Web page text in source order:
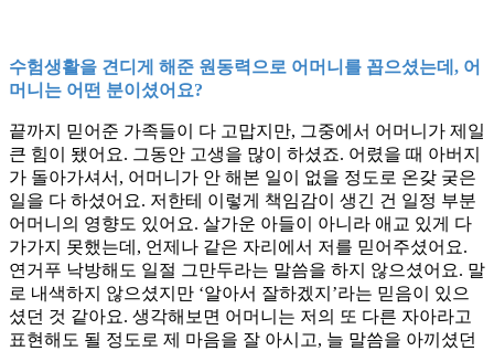
수험생활을 견디게 해준 원동력으로 어머니를 꼽으셨는데, 어
머니는 어떤 분이셨어요?
끝까지 믿어준 가족들이 다 고맙지만, 그중에서 어머니가 제일
큰 힘이 됐어요. 그동안 고생을 많이 하셨죠. 어렸을 때 아버지
가 돌아가셔서, 어머니가 안 해본 일이 없을 정도로 온갖 궂은
일을 다 하셨어요. 저한테 이렇게 책임감이 생긴 건 일정 부분
어머니의 영향도 있어요. 살가운 아들이 아니라 애교 있게 다
가가지 못했는데, 언제나 같은 자리에서 저를 믿어주셨어요.
연거푸 낙방해도 일절 그만두라는 말씀을 하지 않으셨어요. 말
로 내색하지 않으셨지만 ‘알아서 잘하겠지’라는 믿음이 있으
셨던 것 같아요. 생각해보면 어머니는 저의 또 다른 자아라고
표현해도 될 정도로 제 마음을 잘 아시고, 늘 말씀을 아끼셨던